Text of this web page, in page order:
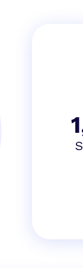
taux !
! de